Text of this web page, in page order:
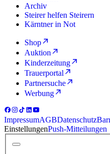
Archiv
Steirer helfen Steirern
Kärntner in Not
Shop
Auktion
Kinderzeitung
Trauerportal
Partnersuche
Werbung
ImpressumAGBDatenschutz
EinstellungenPush-Mitteilungen